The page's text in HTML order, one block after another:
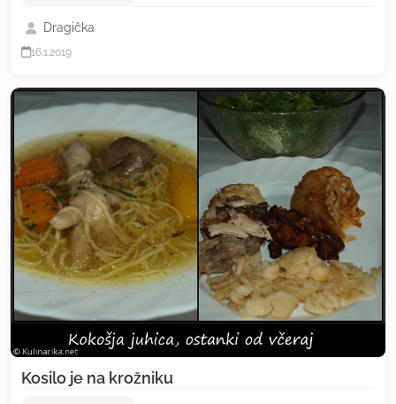
Dragička
16.1.2019
Kosilo je na krožniku